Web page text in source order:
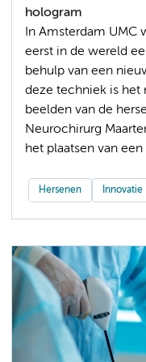
hologram
In Amsterdam
eerst in de wereld
behulp van een
deze techniek is
beelden van de
Neurochirurg
het plaatsen van een
Hersenen Innovatie